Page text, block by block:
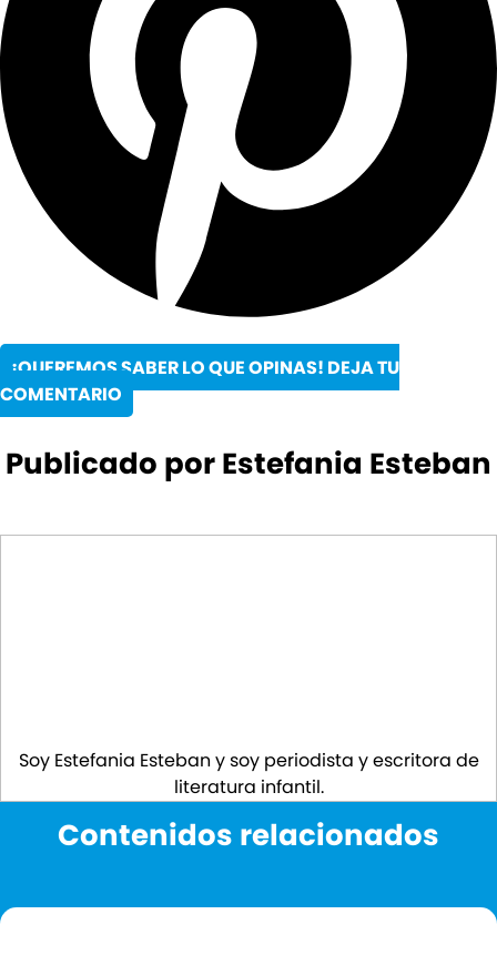
¡QUEREMOS SABER LO QUE OPINAS! DEJA TU
COMENTARIO
Publicado por Estefania Esteban
Soy Estefania Esteban y soy periodista y escritora de
literatura infantil.
Contenidos relacionados